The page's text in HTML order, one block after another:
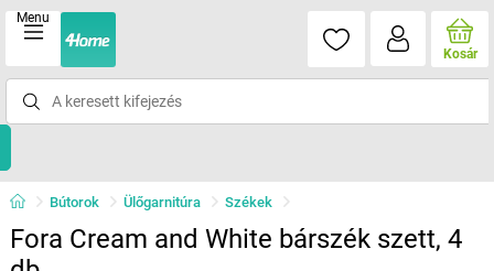
Menu
Kosár
Bútorok Ülőgarnitúra Székek
Fora Cream and White bárszék szett, 4